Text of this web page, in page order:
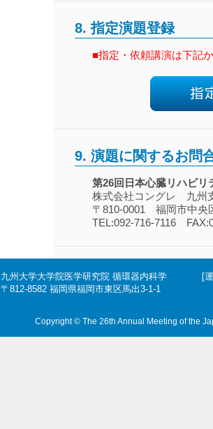
8. 指定演題登録
■指定・依頼講演は下記
9. 演題に関するお問
第26回日本心臓リハビ
株式会社コングレ 九州
〒810-0001 福岡市中央
TEL:092-716-7116
九州大学大学院医学研究院 循環器内科学
〒812-8582 福岡県福岡市東区馬出3-1-1
[
Copyright © The 26th Annual Meeting of the